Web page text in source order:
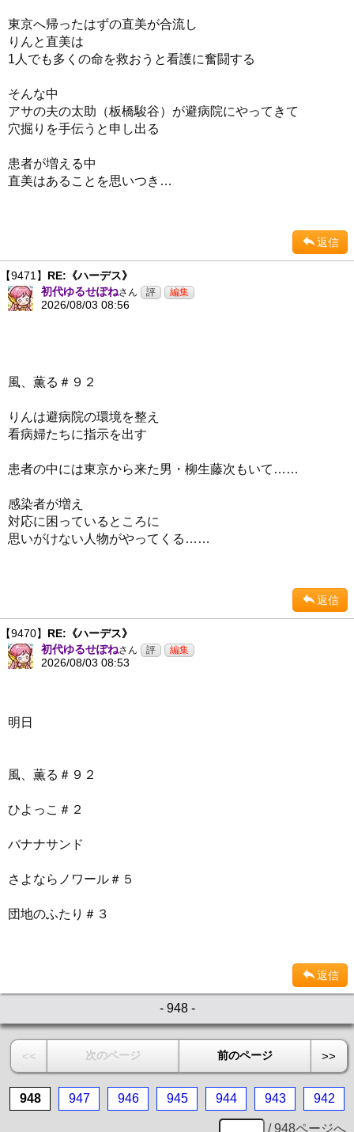
東京へ帰ったはずの直美が合流し
りんと直美は
1人でも多くの命を救おうと看護に奮闘する
そんな中
アサの夫の太助（板橋駿谷）が避病院にやってきて
穴掘りを手伝うと申し出る
患者が増える中
直美はあることを思いつき…
返信
【9471】 RE:《ハーデス》
初代ゆるせぽねさん
2026/08/03 08:56
風、薫る＃９２
りんは避病院の環境を整え
看病婦たちに指示を出す
患者の中には東京から来た男・柳生藤次もいて……
感染者が増え
対応に困っているところに
思いがけない人物がやってくる……
返信
【9470】 RE:《ハーデス》
初代ゆるせぽねさん
2026/08/03 08:53
明日
風、薫る＃９２
ひよっこ＃２
バナナサンド
さよならノワール＃５
団地のふたり＃３
返信
- 948 -
<< 次のページ 前のページ >>
948 947 946 945 944 943 942
/ 948ページへ